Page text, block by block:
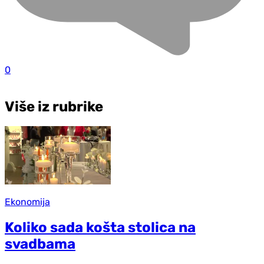
0
Više iz rubrike
Ekonomija
Koliko sada košta stolica na
svadbama